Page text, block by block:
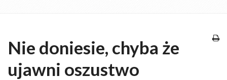
Nie doniesie, chyba że
ujawni oszustwo